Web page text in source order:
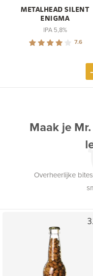
METALHEAD SILENT
ENIGMA
IPA 5,8%
7.6
Maak je
Overheerlijke